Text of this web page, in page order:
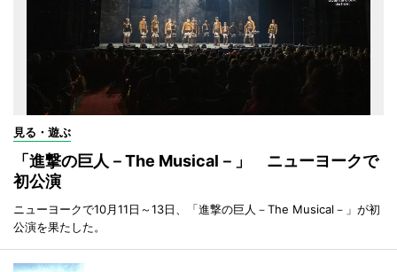
見る・遊ぶ
「進撃の巨人－The Musical－」 ニューヨークで
初公演
ニューヨークで10月11日～13日、「進撃の巨人－The Musical－」が初
公演を果たした。